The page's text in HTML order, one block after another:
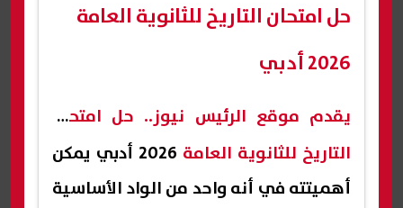
حل امتحان التاريخ للثانوية العامة
2026 أدبي
يقدم موقع الرئيس نيوز.. حل امتحان
التاريخ للثانوية العامة
2026 أدبي يمكن
أهميتته في أنه واحد من الواد الأساسية